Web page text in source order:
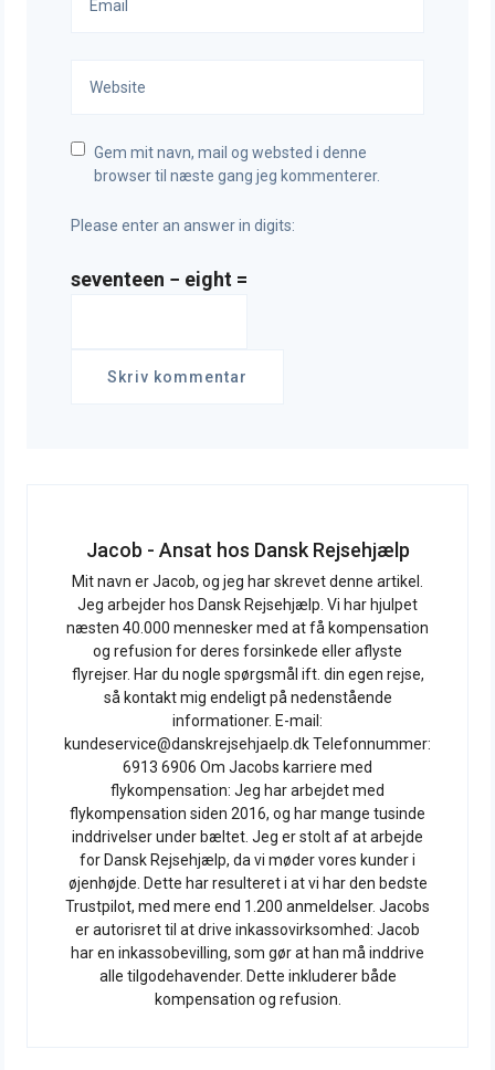
Gem mit navn, mail og websted i denne
browser til næste gang jeg kommenterer.
Please enter an answer in digits:
seventeen − eight =
Jacob - Ansat hos Dansk Rejsehjælp
Mit navn er Jacob, og jeg har skrevet denne artikel.
Jeg arbejder hos Dansk Rejsehjælp. Vi har hjulpet
næsten 40.000 mennesker med at få kompensation
og refusion for deres forsinkede eller aflyste
flyrejser. Har du nogle spørgsmål ift. din egen rejse,
så kontakt mig endeligt på nedenstående
informationer. E-mail:
kundeservice@danskrejsehjaelp.dk Telefonnummer:
6913 6906 Om Jacobs karriere med
flykompensation: Jeg har arbejdet med
flykompensation siden 2016, og har mange tusinde
inddrivelser under bæltet. Jeg er stolt af at arbejde
for Dansk Rejsehjælp, da vi møder vores kunder i
øjenhøjde. Dette har resulteret i at vi har den bedste
Trustpilot, med mere end 1.200 anmeldelser. Jacobs
er autorisret til at drive inkassovirksomhed: Jacob
har en inkassobevilling, som gør at han må inddrive
alle tilgodehavender. Dette inkluderer både
kompensation og refusion.